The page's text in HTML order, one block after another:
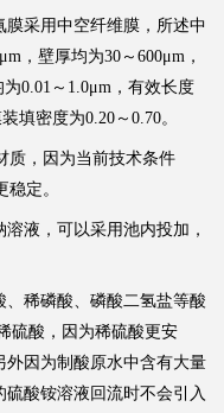
采用中空纤维膜，所述中
，壁厚均为30～600μm，
0.01～1.0μm，有效长度
填密度为0.20～0.70。
，因为当前技术条件
定。
液，可以采用池内投加，
稀磷酸、磷酸二氢盐等酸
硫酸，因为稀硫酸更安
因为制酸原水中含有大量
酸铵溶液回流时不会引入